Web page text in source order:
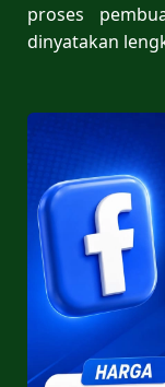
proses
dinyatakan